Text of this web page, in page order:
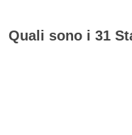
Quali sono i 31